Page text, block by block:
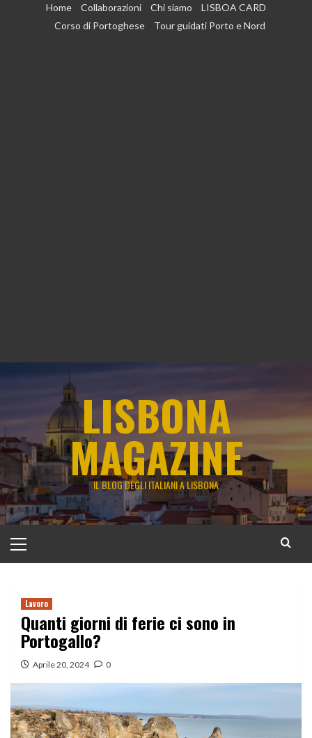
Home Collaborazioni Chi siamo
LISBOA CARD
Corso di Portoghese
Tour guidati Porto e Nord
LISBONA
MAGAZINE
IL BLOG DEGLI ITALIANI A LISBONA
principale
Lavoro
Quanti giorni di ferie ci sono in
Portogallo?
Aprile 20, 2024 0